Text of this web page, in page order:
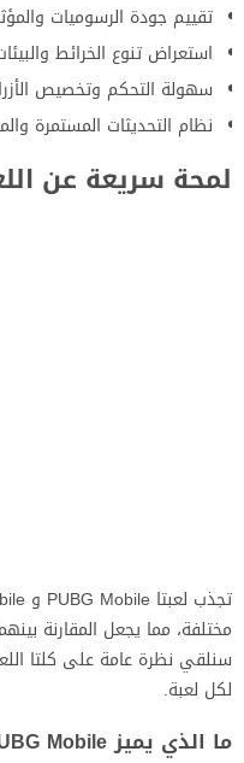
تقييم جودة الرسوميات
استعراض تنوع الخرائط
سهولة التحكم وتخصيص
نظام التحديثات المستمرة
لمحة سريعة عن
مختلفة، مما يجعل المقارنة
سنلقي نظرة عامة على كلتا
لكل لعبة.
ما الذي يميز PUBG Mobile؟